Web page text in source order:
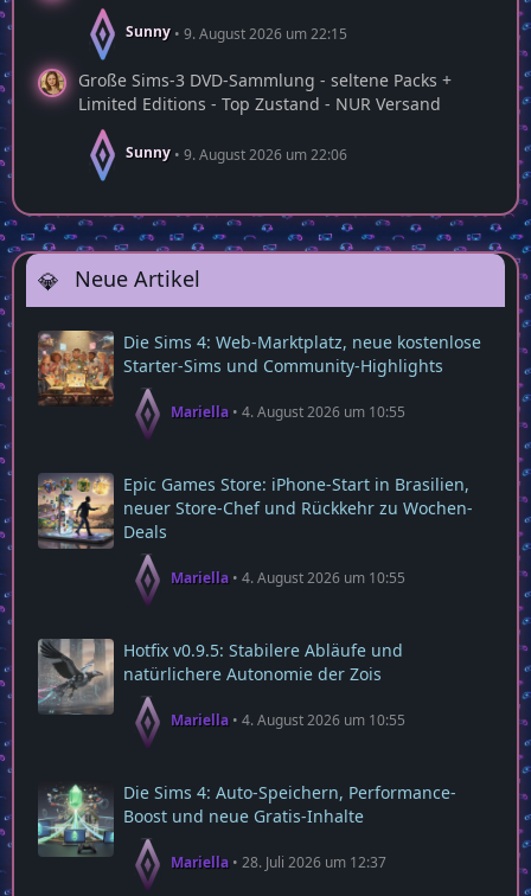
Sunny 9. August 2026 um 22:15
Große Sims-3 DVD-Sammlung - seltene Packs +
Limited Editions - Top Zustand - NUR Versand
Sunny 9. August 2026 um 22:06
Neue Artikel
Die Sims 4: Web‑Marktplatz, neue kostenlose
Starter‑Sims und Community‑Highlights
Mariella 4. August 2026 um 10:55
Epic Games Store: iPhone-Start in Brasilien,
neuer Store-Chef und Rückkehr zu Wochen-
Deals
Mariella 4. August 2026 um 10:55
Hotfix v0.9.5: Stabilere Abläufe und
natürlichere Autonomie der Zois
Mariella 4. August 2026 um 10:55
Die Sims 4: Auto-Speichern, Performance-
Boost und neue Gratis-Inhalte
Mariella 28. Juli 2026 um 12:37